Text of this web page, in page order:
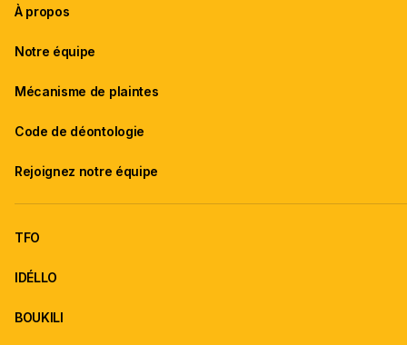
À propos
Notre équipe
Mécanisme de plaintes
Code de déontologie
Rejoignez notre équipe
TFO
IDÉLLO
BOUKILI